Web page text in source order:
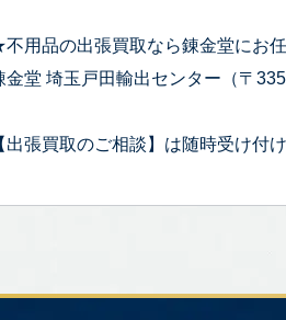
用品の出張買取なら錬金堂にお任
金堂 埼玉戸田輸出センター（〒
出張買取のご相談】は随時受け付